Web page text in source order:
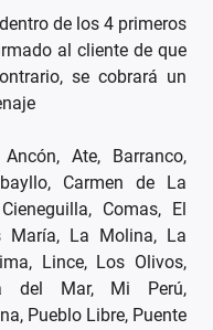
de los 4 primeros
al cliente de que
se cobrará un
Ate, Barranco,
Carmen de La
Comas, El
María, La Molina, La
Lince, Los Olivos,
del Mar, Mi Perú,
Pueblo Libre, Puente